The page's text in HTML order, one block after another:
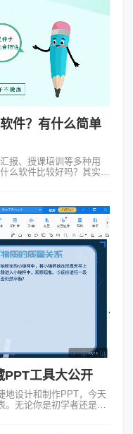
件？有什么简单
报、授课培训等多种用
么软件比较好吗？其实
PPT工具大公开
地设计和制作PPT，今天
。无论你是初学者还是专